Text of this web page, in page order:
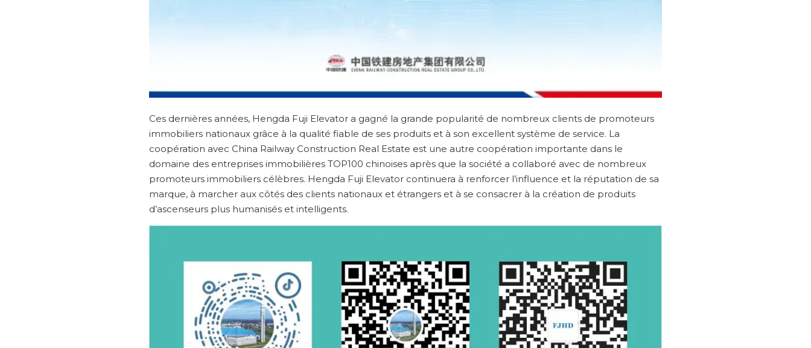
Ces dernières années, Hengda Fuji Elevator a gagné la grande popularité de nombreux clients de promoteurs
immobiliers nationaux grâce à la qualité fiable de ses produits et à son excellent système de service. La
coopération avec China Railway Construction Real Estate est une autre coopération importante dans le
domaine des entreprises immobilières TOP100 chinoises après que la société a collaboré avec de nombreux
promoteurs immobiliers célèbres. Hengda Fuji Elevator continuera à renforcer l’influence et la réputation de sa
marque, à marcher aux côtés des clients nationaux et étrangers et à se consacrer à la création de produits
d’ascenseurs plus humanisés et intelligents.